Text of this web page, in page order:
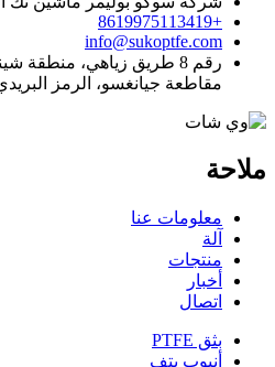
+8619975113419
info@sukoptfe.com
رقم 8 طريق زياهي، منطقة
مقاطعة جيانغسو، الرمز البريدي
ملاحة
معلومات عنا
آلة
منتجات
أخبار
اتصال
بثق PTFE
أنبوب بتف